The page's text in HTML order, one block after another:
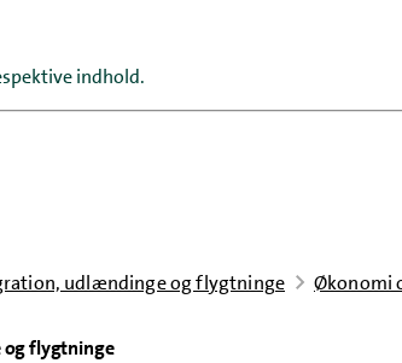
indhold.
udlændinge og flygtninge Økonomi
flygtninge